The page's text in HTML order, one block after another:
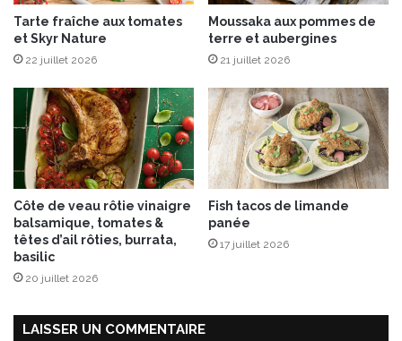
Tarte fraîche aux tomates
et Skyr Nature
22 juillet 2026
Moussaka aux pommes de
terre et aubergines
21 juillet 2026
Côte de veau rôtie vinaigre
balsamique, tomates &
têtes d’ail rôties, burrata,
basilic
20 juillet 2026
Fish tacos de limande
panée
17 juillet 2026
LAISSER UN COMMENTAIRE